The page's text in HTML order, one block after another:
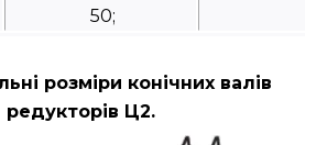
50;
розміри конічних валів
редукторів Ц2.